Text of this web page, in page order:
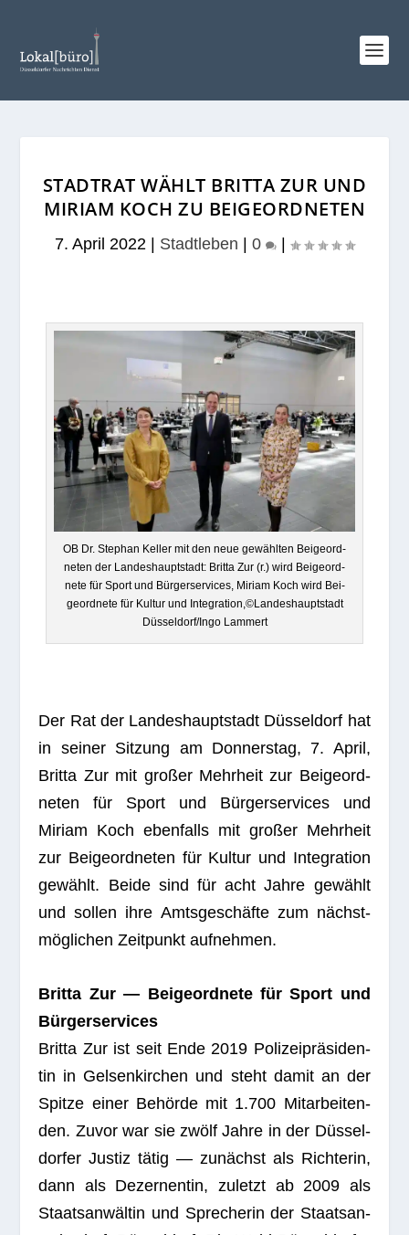
STADTRAT WÄHLT BRITTA ZUR UND
MIRIAM KOCH ZU BEIGEORDNETEN
7. April 2022 Stadtleben 0
OB Dr. Ste­phan Kel­ler mit den neue gewähl­ten Bei­geord­
ne­ten der Lan­des­haupt­stadt: Britta Zur (r.) wird Bei­geord­
nete für Sport und Bür­ger­ser­vices, Miriam Koch wird Bei­
geord­nete für Kul­tur und Integration,©Landeshauptstadt
Düsseldorf/Ingo Lammert
Der Rat der Lan­des­haupt­stadt Düs­sel­dorf hat
in sei­ner Sit­zung am Don­ners­tag, 7. April,
Britta Zur mit gro­ßer Mehr­heit zur Bei­geord­
ne­ten für Sport und Bür­ger­ser­vices und
Miriam Koch eben­falls mit gro­ßer Mehr­heit
zur Bei­geord­ne­ten für Kul­tur und Inte­gra­tion
gewählt. Beide sind für acht Jahre gewählt
und sol­len ihre Amts­ge­schäfte zum nächst­
mög­li­chen Zeit­punkt aufnehmen.
Britta Zur — Bei­geord­nete für Sport und
Bürgerservices
Britta Zur ist seit Ende 2019 Poli­zei­prä­si­den­
tin in Gel­sen­kir­chen und steht damit an der
Spitze einer Behörde mit 1.700 Mit­ar­bei­ten­
den. Zuvor war sie zwölf Jahre in der Düs­sel­
dor­fer Jus­tiz tätig — zunächst als Rich­te­rin,
dann als Dezer­nen­tin, zuletzt ab 2009 als
Staats­an­wäl­tin und Spre­che­rin der Staats­an­